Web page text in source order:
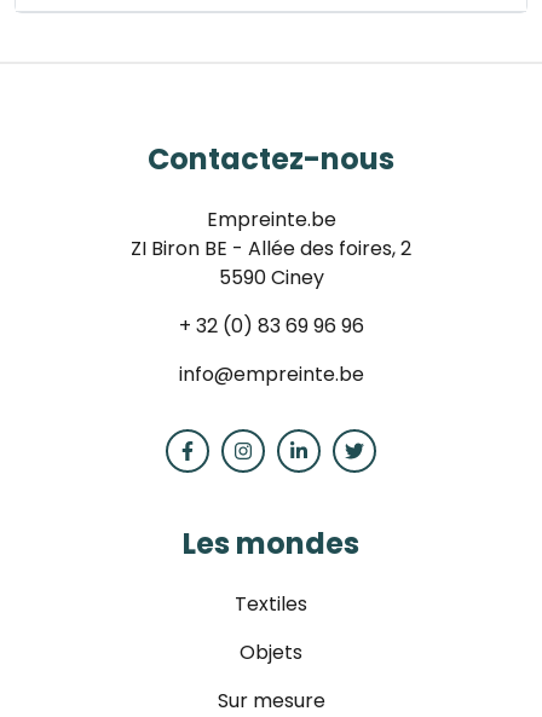
Contactez-nous
Empreinte.be
ZI Biron BE - Allée des foires, 2
5590 Ciney
+ 32 (0) 83 69 96 96
info@empreinte.be
Les mondes
Textiles
Objets
Sur mesure